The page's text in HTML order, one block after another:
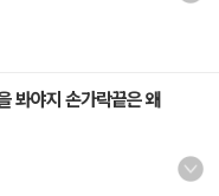
봐야지 손가락끝은 왜